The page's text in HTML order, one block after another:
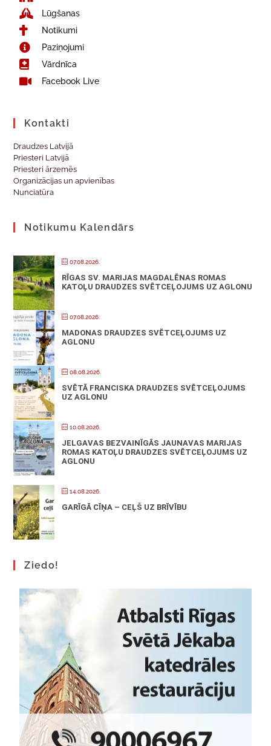
Lūgšanas
Notikumi
Paziņojumi
Vārdnīca
Facebook Live
Kontakti
Draudzes Latvijā
Priesteri Latvijā
Priesteri ārzemēs
Organizācijas un apvienības
Nunciatūra
Notikumu Kalendārs
07.08.2026.
RĪGAS SV. MARIJAS MAGDALĒNAS ROMAS
KATOĻU DRAUDZES SVĒTCEĻOJUMS UZ AGLONU
07.08.2026.
MADONAS DRAUDZES SVĒTCEĻOJUMS UZ
AGLONU
08.08.2026.
SVĒTĀ FRANCISKA DRAUDZES SVĒTCEĻOJUMS
UZ AGLONU
10.08.2026.
JELGAVAS BEZVAINĪGĀS JAUNAVAS MARIJAS
ROMAS KATOĻU DRAUDZES SVĒTCEĻOJUMS UZ
AGLONU
14.08.2026.
GARĪGĀ CĪŅA – CEĻŠ UZ BRĪVĪBU
Ziedo!